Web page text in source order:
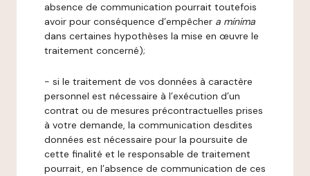
absence de communication pourrait toutefois
avoir pour conséquence d’empêcher a minima
dans certaines hypothèses la mise en œuvre le
traitement concerné);
- si le traitement de vos données à caractère
personnel est nécessaire à l’exécution d’un
contrat ou de mesures précontractuelles prises
à votre demande, la communication desdites
données est nécessaire pour la poursuite de
cette finalité et le responsable de traitement
pourrait, en l’absence de communication de ces